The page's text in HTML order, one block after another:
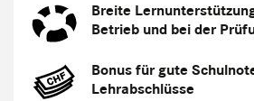
Breite
Betrieb und bei der
Bonus für gute
Lehrabschlüsse